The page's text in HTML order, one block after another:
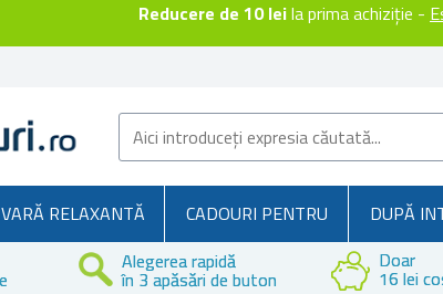
Reducere de 10 leila prima achiziție -
VARĂ RELAXANTĂ CADOURI PENTRU DUPĂ
Alegerea rapidă
în 3 apăsări de buton
Doar
16 lei